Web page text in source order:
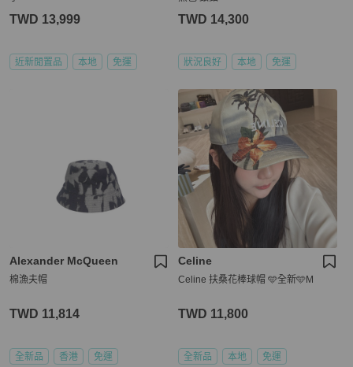
TWD 13,999
近新閒置品 本地 免運
TWD 14,300
狀況良好 本地 免運
Alexander McQueen
棉漁夫帽
TWD 11,814
全新品 香港 免運
Celine
Celine 扶桑花棒球帽 🩵全新🩵M
TWD 11,800
全新品 本地 免運